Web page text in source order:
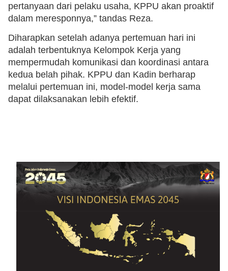
pertanyaan dari pelaku usaha, KPPU akan proaktif
dalam meresponnya,” tandas Reza.
Diharapkan setelah adanya pertemuan hari ini
adalah terbentuknya Kelompok Kerja yang
mempermudah komunikasi dan koordinasi antara
kedua belah pihak. KPPU dan Kadin berharap
melalui pertemuan ini, model-model kerja sama
dapat dilaksanakan lebih efektif.